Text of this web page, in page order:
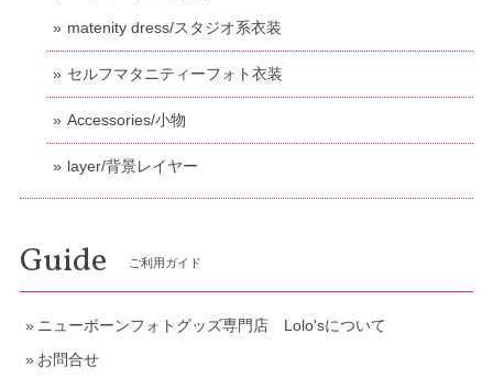
matenity dress/スタジオ系衣装
セルフマタニティーフォト衣装
Accessories/小物
layer/背景レイヤー
Guide ご利用ガイド
ニューボーンフォトグッズ専門店 Lolo'sについて
お問合せ